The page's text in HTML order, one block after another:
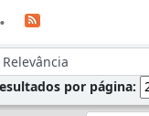
Ordenar por:
por página: